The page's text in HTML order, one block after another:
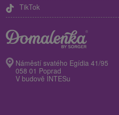
TikTok
Náměstí svatého Egídia 41/95
058 01 Poprad
V budově INTESu